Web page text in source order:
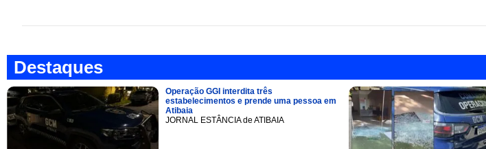
Destaques
Operação GGI interdita três
estabelecimentos e prende uma pessoa em
Atibaia
JORNAL ESTÂNCIA de ATIBAIA